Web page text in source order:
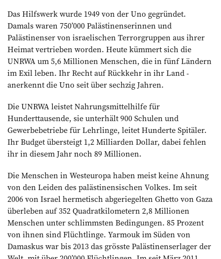
Das Hilfswerk wurde 1949 von der Uno gegründet.
Damals waren 750’000 Palästinenserinnen und
Palästinenser von israelischen Terror­gruppen aus ihrer
Heimat vertrieben worden. Heute kümmert sich die
UNRWA um 5,6 Millionen Menschen, die in fünf Ländern
im Exil leben. Ihr Recht auf Rückkehr in ihr Land ­
anerkennt die Uno seit über sechzig Jahren.
Die UNRWA leistet Nahrungsmittelhilfe für
Hunderttausende, sie unterhält 900 Schulen und
Gewerbebetriebe für Lehrlinge, leitet ­Hunderte Spitäler.
Ihr Budget übersteigt 1,2 Milliarden Dollar, dabei fehlen
ihr in ­diesem Jahr noch 89 Millionen.
Die Menschen in Westeuropa haben meist keine Ahnung
von den Leiden des palästinensischen Volkes. Im seit
2006 von Israel hermetisch abgeriegelten Ghetto von Gaza
überleben auf 352 Quadratkilometern 2,8 Millionen
Menschen unter schlimmsten Bedingungen. 85 Prozent
von ihnen sind Flüchtlinge. Yarmouk im Süden von
Damaskus war bis 2013 das grösste Palästinenserlager der